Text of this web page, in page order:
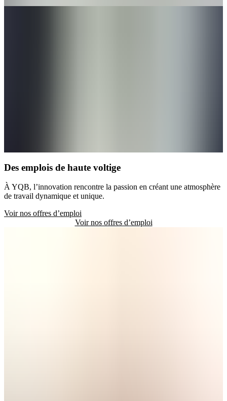
Des emplois de haute voltige
À YQB, l’innovation rencontre la passion en créant une atmosphère
de travail dynamique et unique.
Voir nos offres d’emploi